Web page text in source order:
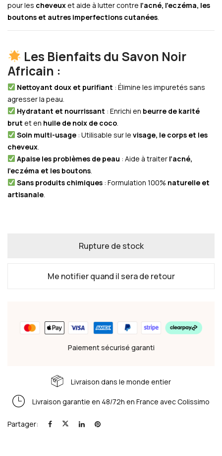
pour les cheveuxet aide à lutter contre l’acné, l’eczéma, les
boutons et autres imperfections cutanées.
Les Bienfaits du Savon Noir
Africain :
Nettoyant doux et purifiant : Élimine les impuretés sans
agresser la peau.
Hydratant et nourrissant : Enrichi en beurre de karité
brut et en huile de noix de coco
Soin multi-usage: Utilisable sur le visage, le corps et les
cheveux
Apaise les problèmes de peau : Aide à traiter l’acné,
l’eczéma et les boutons
Sans produits chimiques: Formulation 100% naturelle et
artisanale
Rupture de stock
Me notifier quand il sera de retour
Paiement sécurisé garanti
Livraison dans le monde entier
Livraison garantie en 48/72h en France avec Colissimo
Partager: